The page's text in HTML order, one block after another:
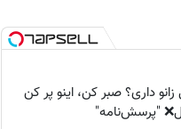
داری؟ صبر کن، اینو پر کن
"پرسش‌نامه"